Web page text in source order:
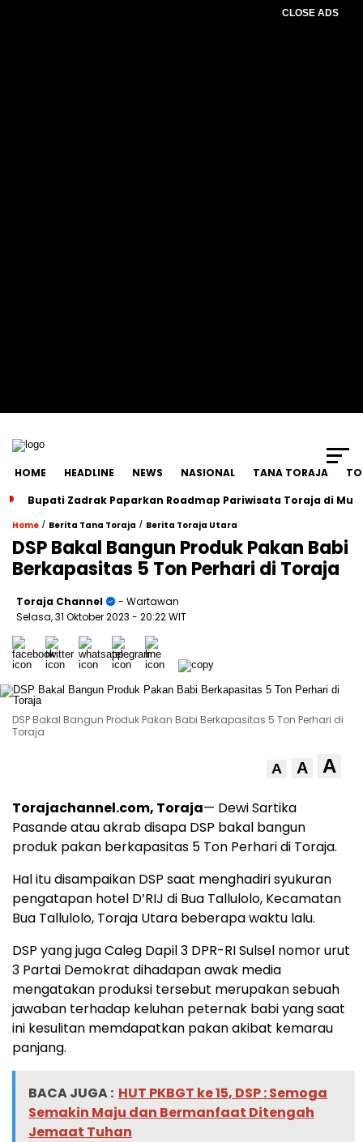
CLOSE ADS
HOME HEADLINE NEWS NASIONAL TANA TORAJA
Bupati Zadrak Paparkan Roadmap Pariwisata Toraja di
Home / Berita Tana Toraja / Berita Toraja Utara
DSP Bakal Bangun Produk Pakan Babi
Berkapasitas 5 Ton Perhari di Toraja
Toraja Channel
- Wartawan
Selasa, 31 Oktober 2023 - 20:22 WIT
DSP Bakal Bangun Produk Pakan Babi Berkapasitas 5 Ton Perhari di
Toraja
A A A
Torajachannel.com, Toraja— Dewi Sartika
Pasande atau akrab disapa DSP bakal bangun
produk pakan berkapasitas 5 Ton Perhari di Toraja.
Hal itu disampaikan DSP saat menghadiri syukuran
pengatapan hotel D’RIJ di Bua Tallulolo, Kecamatan
Bua Tallulolo, Toraja Utara beberapa waktu lalu.
DSP yang juga Caleg Dapil 3 DPR-RI Sulsel nomor urut
3 Partai Demokrat dihadapan awak media
mengatakan produksi tersebut merupakan sebuah
jawaban terhadap keluhan peternak babi yang saat
ini kesulitan memdapatkan pakan akibat kemarau
panjang.
BACA JUGA : HUT PKBGT ke 15, DSP : Semoga
Semakin Maju dan Bermanfaat Ditengah
Jemaat Tuhan